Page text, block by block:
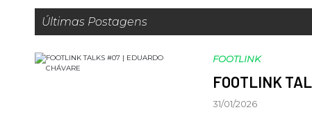
Últimas Postagens
FOOTLINK
FOOTLINK
31/01/2026